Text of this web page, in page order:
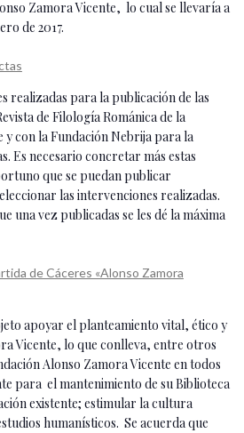
Zamora Vicente, lo cual se llevaría a
de 2017.
realizadas para la publicación de las
de Filología Románica de la
con la Fundación Nebrija para la
Es necesario concretar más estas
que se puedan publicar
las intervenciones realizadas.
una vez publicadas se les dé la máxima
de Cáceres «Alonso Zamora
apoyar el planteamiento vital, ético y
Vicente, lo que conlleva, entre otros
Alonso Zamora Vicente en todos
para el mantenimiento de su Biblioteca
existente; estimular la cultura
humanísticos. Se acuerda que